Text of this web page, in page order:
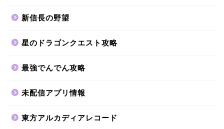
新信長の野望
星のドラゴンクエスト攻略
最強でんでん攻略
未配信アプリ情報
東方アルカディアレコード